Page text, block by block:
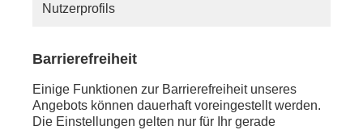
Nutzerprofils
Barrierefreiheit
Einige Funktionen zur Barrierefreiheit unseres
Angebots können dauerhaft voreingestellt werden.
Die Einstellungen gelten nur für Ihr gerade